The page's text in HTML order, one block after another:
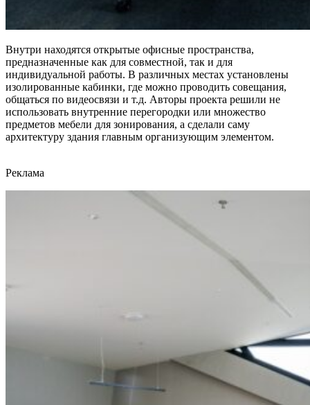
Внутри находятся открытые офисные пространства,
предназначенные как для совместной, так и для
индивидуальной работы. В различных местах установлены
изолированные кабинки, где можно проводить совещания,
общаться по видеосвязи и т.д. Авторы проекта решили не
использовать внутренние перегородки или множество
предметов мебели для зонирования, а сделали саму
архитектуру здания главным организующим элементом.
Реклама